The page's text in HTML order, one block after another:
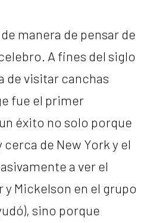
manera de pensar de
A fines del siglo
de visitar canchas
fue el primer
éxito no solo porque
de New York y el
a ver el
Mickelson en el grupo
sino porque